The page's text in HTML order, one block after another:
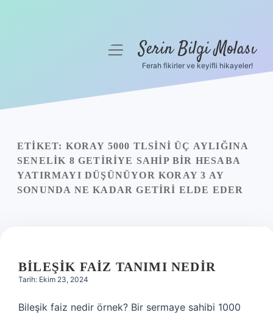
Yasal Uyarı
Hakkımızda
menüyüSerin Bilgi Molası
Ferah fikirler ve keyifli hikayeler!
ETIKET: KORAY 5000 TLSINI ÜÇ AYLIĞINA
SENELIK 8 GETIRIYE SAHIP BIR HESABA
YATIRMAYI DÜŞÜNÜYOR KORAY 3 AY
SONUNDA NE KADAR GETIRI ELDE EDER
BILEŞIK FAIZ TANIMI NEDIR
Tarih: Ekim 23, 2024
Bileşik faiz nedir örnek? Bir sermaye sahibi 1000